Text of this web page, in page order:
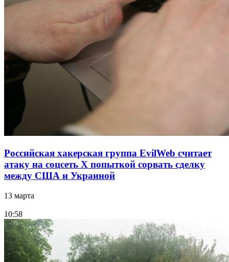
Российская хакерская группа EvilWeb считает
атаку на соцсеть Х попыткой сорвать сделку
между США и Украиной
13 марта
10:58